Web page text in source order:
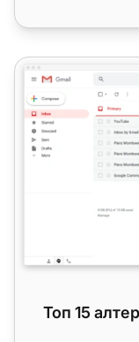
Топ 15
Топ 15